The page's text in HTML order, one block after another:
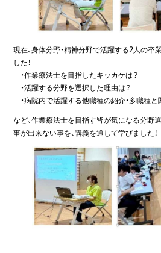
現在、身体分野・精神分野で活躍する2人の卒
した！
・作業療法士を目指したキッカケは？
・活躍する分野を選択した理由は？
・病院内で活躍する他職種の紹介・多職種
など、作業療法士を目指す皆が気になる分野
事が出来ない事を、講義を通して学びました！